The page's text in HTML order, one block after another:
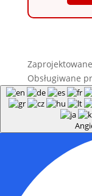
Obsługiwane